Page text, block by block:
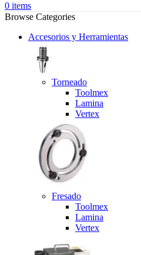
0 items
Browse Categories
Accesorios y Herramientas
Torneado
Toolmex
Lamina
Vertex
Fresado
Toolmex
Lamina
Vertex